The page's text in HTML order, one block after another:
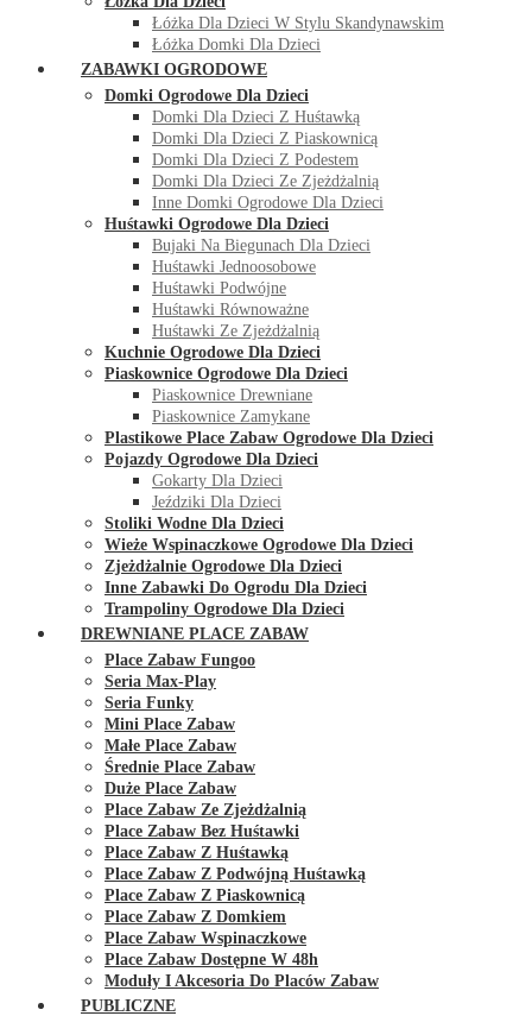
Łóżka Dla Dzieci W Stylu Skandynawskim
Łóżka Domki Dla Dzieci
ZABAWKI OGRODOWE
Domki Ogrodowe Dla Dzieci
Domki Dla Dzieci Z Huśtawką
Domki Dla Dzieci Z Piaskownicą
Domki Dla Dzieci Z Podestem
Domki Dla Dzieci Ze Zjeżdżalnią
Inne Domki Ogrodowe Dla Dzieci
Huśtawki Ogrodowe Dla Dzieci
Bujaki Na Biegunach Dla Dzieci
Huśtawki Jednoosobowe
Huśtawki Podwójne
Huśtawki Równoważne
Huśtawki Ze Zjeżdżalnią
Kuchnie Ogrodowe Dla Dzieci
Piaskownice Ogrodowe Dla Dzieci
Piaskownice Drewniane
Piaskownice Zamykane
Plastikowe Place Zabaw Ogrodowe Dla Dzieci
Pojazdy Ogrodowe Dla Dzieci
Gokarty Dla Dzieci
Jeździki Dla Dzieci
Stoliki Wodne Dla Dzieci
Wieże Wspinaczkowe Ogrodowe Dla Dzieci
Zjeżdżalnie Ogrodowe Dla Dzieci
Inne Zabawki Do Ogrodu Dla Dzieci
Trampoliny Ogrodowe Dla Dzieci
DREWNIANE PLACE ZABAW
Place Zabaw Fungoo
Seria Max-Play
Seria Funky
Mini Place Zabaw
Małe Place Zabaw
Średnie Place Zabaw
Duże Place Zabaw
Place Zabaw Ze Zjeżdżalnią
Place Zabaw Bez Huśtawki
Place Zabaw Z Huśtawką
Place Zabaw Z Podwójną Huśtawką
Place Zabaw Z Piaskownicą
Place Zabaw Z Domkiem
Place Zabaw Wspinaczkowe
Place Zabaw Dostępne W 48h
Moduły I Akcesoria Do Placów Zabaw
PUBLICZNE